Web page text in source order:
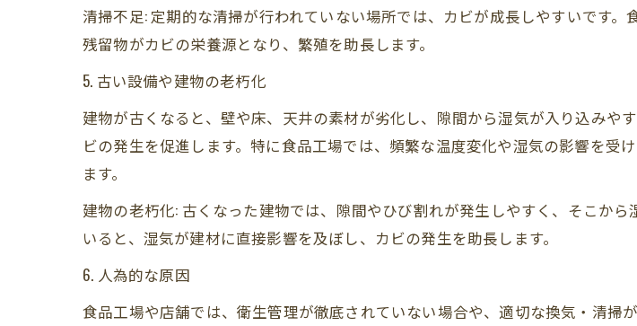
清掃不足: 定期的な清掃が行われていない場所では、カビが成長しやすいです
残留物がカビの栄養源となり、繁殖を助長します。
5. 古い設備や建物の老朽化
建物が古くなると、壁や床、天井の素材が劣化し、隙間から湿気が入り込みや
ビの発生を促進します。特に食品工場では、頻繁な温度変化や湿気の影響を受
ます。
建物の老朽化: 古くなった建物では、隙間やひび割れが発生しやすく、そこか
いると、湿気が建材に直接影響を及ぼし、カビの発生を助長します。
6. 人為的な原因
食品工場や店舗では、衛生管理が徹底されていない場合や、適切な換気・清掃